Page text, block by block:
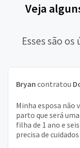
Veja
Esses são
Bryan contratou
Minha esposa não
parto que será
filha de 1 ano e
precisa de